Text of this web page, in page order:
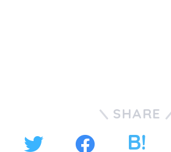
SHARE